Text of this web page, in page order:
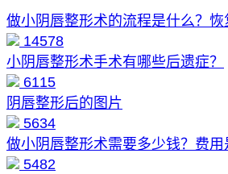
做小阴唇整形术的流程是什么？恢
14578
小阴唇整形术手术有哪些后遗症？
6115
阴唇整形后的图片
5634
做小阴唇整形术需要多少钱？费用
5482